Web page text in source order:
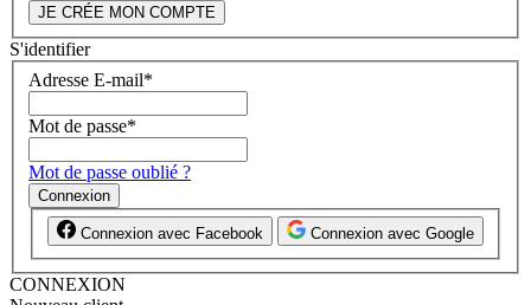
JE CRÉE MON COMPTE
S'identifier
Adresse E-mail*
Mot de passe*
Mot de passe oublié ?
Connexion
Connexion avec Facebook Connexion avec Google
CONNEXION